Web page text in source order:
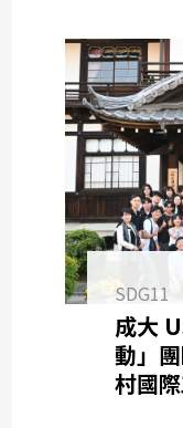
SDG11
成大
動」
村國